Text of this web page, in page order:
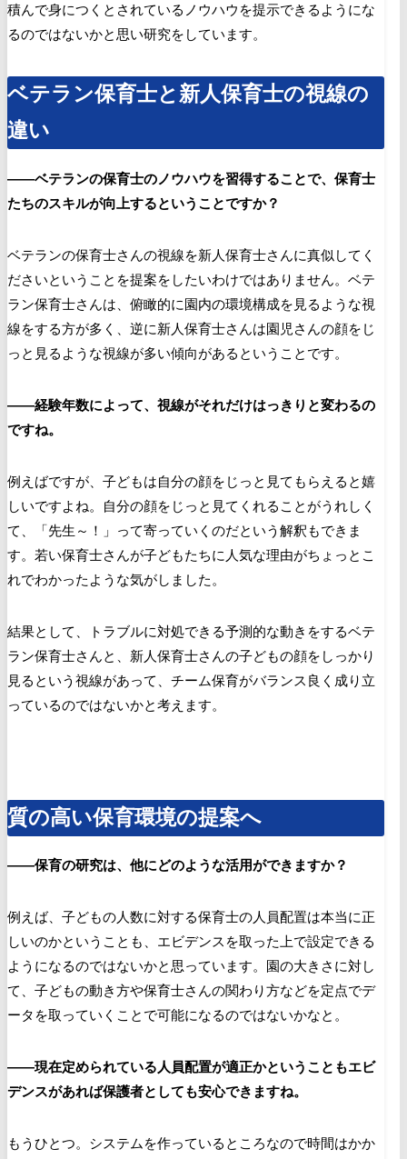
積んで身につくとされているノウハウを提示できるようにな
るのではないかと思い研究をしています。
ベテラン保育士と新人保育士の視線の
違い
――ベテランの保育士のノウハウを習得することで、保育士
たちのスキルが向上するということですか？
ベテランの保育士さんの視線を新人保育士さんに真似してく
ださいということを提案をしたいわけではありません。ベテ
ラン保育士さんは、俯瞰的に園内の環境構成を見るような視
線をする方が多く、逆に新人保育士さんは園児さんの顔をじ
っと見るような視線が多い傾向があるということです。
――経験年数によって、視線がそれだけはっきりと変わるの
ですね。
例えばですが、子どもは自分の顔をじっと見てもらえると嬉
しいですよね。自分の顔をじっと見てくれることがうれしく
て、「先生～！」って寄っていくのだという解釈もできま
す。若い保育士さんが子どもたちに人気な理由がちょっとこ
れでわかったような気がしました。
結果として、トラブルに対処できる予測的な動きをするベテ
ラン保育士さんと、新人保育士さんの子どもの顔をしっかり
見るという視線があって、チーム保育がバランス良く成り立
っているのではないかと考えます。
質の高い保育環境の提案へ
――保育の研究は、他にどのような活用ができますか？
例えば、子どもの人数に対する保育士の人員配置は本当に正
しいのかということも、エビデンスを取った上で設定できる
ようになるのではないかと思っています。園の大きさに対し
て、子どもの動き方や保育士さんの関わり方などを定点でデ
ータを取っていくことで可能になるのではないかなと。
――現在定められている人員配置が適正かということもエビ
デンスがあれば保護者としても安心できますね。
もうひとつ。システムを作っているところなので時間はかか